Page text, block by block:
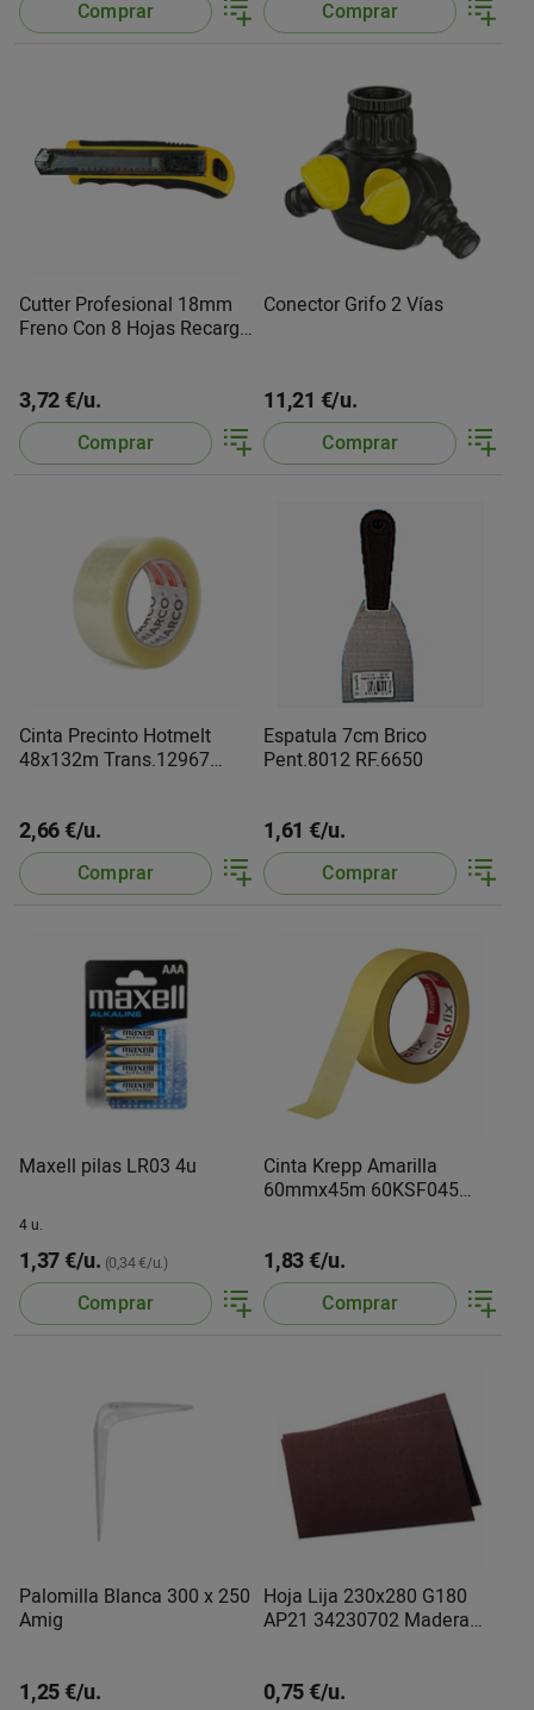
Comprar Comprar
Cutter Profesional 18mm
Freno Con 8 Hojas Recarga
3,72 €/u.
Comprar
Conector Grifo 2 Vías
11,21 €/u.
Comprar
Cinta Precinto Hotmelt
48x132m Trans.12967
2,66 €/u.
Comprar
Espatula 7cm Brico
Pent.8012 RF.6650
1,61 €/u.
Comprar
Maxell pilas LR03 4u
4 u.
1,37 €/u. (0,34 €/u.)
Comprar
Cinta Krepp Amarilla
60mmx45m 60KSF045
1,83 €/u.
Comprar
Palomilla Blanca 300 x 250
Amig
1,25 €/u.
Hoja Lija 230x280 G180
AP21 34230702 Madera
0,75 €/u.